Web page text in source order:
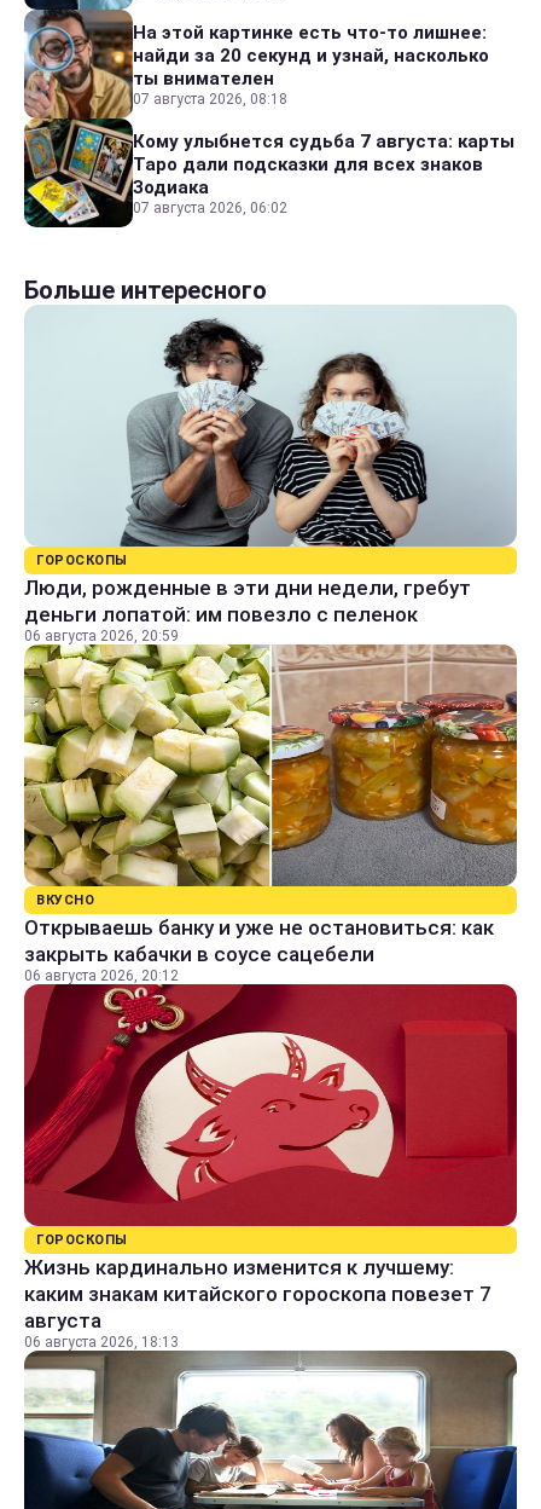
На этой картинке есть что-то лишнее:
найди за 20 секунд и узнай, насколько
ты внимателен
07 августа 2026, 08:18
Кому улыбнется судьба 7 августа: карты
Таро дали подсказки для всех знаков
Зодиака
07 августа 2026, 06:02
Больше интересного
ГОРОСКОПЫ
Люди, рожденные в эти дни недели, гребут
деньги лопатой: им повезло с пеленок
06 августа 2026, 20:59
ВКУСНО
Открываешь банку и уже не остановиться: как
закрыть кабачки в соусе сацебели
06 августа 2026, 20:12
ГОРОСКОПЫ
Жизнь кардинально изменится к лучшему:
каким знакам китайского гороскопа повезет 7
августа
06 августа 2026, 18:13